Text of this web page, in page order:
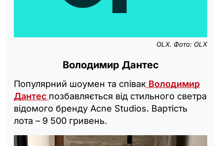
OLX. Фото: OLX
Володимир Дантес
Популярний шоумен та співак Володимир
Дантес позбавляється від стильного светра
відомого бренду Acne Studios. Вартість
лота – 9 500 гривень.